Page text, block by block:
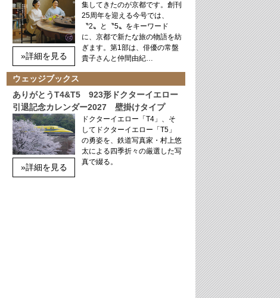
»詳細を見る
集してきたのが京都です。創刊
25周年を迎える今号では、
〝2〟と〝5〟をキーワード
に、京都で新たな旅の物語を紡
ぎます。第1部は、俳優の常盤
貴子さんと仲間由紀…
ウェッジブックス
ありがとうT4&T5 923形ドクターイエロー
引退記念カレンダー2027 壁掛けタイプ
»詳細を見る
ドクターイエロー「T4」、そ
してドクターイエロー「T5」
の勇姿を、鉄道写真家・村上悠
太による四季折々の厳選した写
真で綴る。